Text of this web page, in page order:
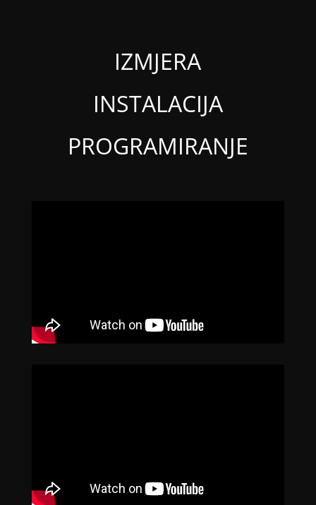
IZMJERA
INSTALACIJA
PROGRAMIRANJE